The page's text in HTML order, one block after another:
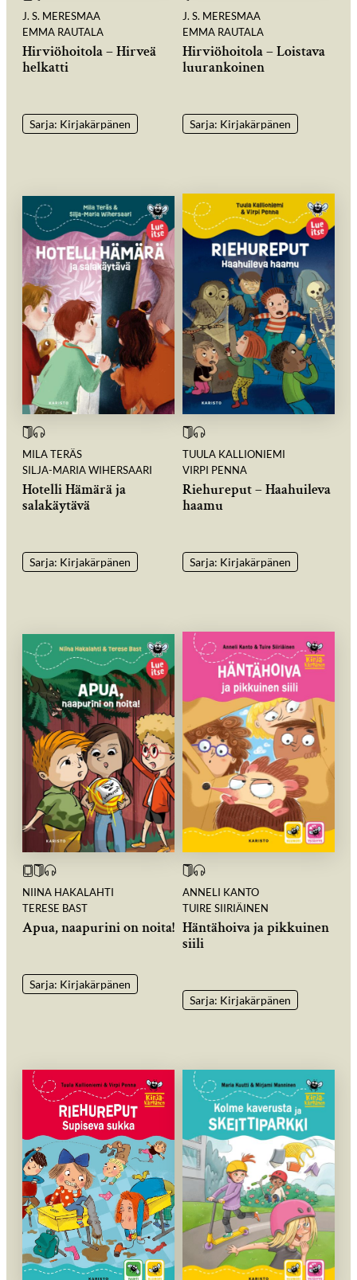
J. S. MERESMAA
EMMA RAUTALA
Hirviöhoitola – Hirveä
helkatti
Sarja: Kirjakärpänen
J. S. MERESMAA
EMMA RAUTALA
Hirviöhoitola – Loistava
luurankoinen
Sarja: Kirjakärpänen
MILA TERÄS
SILJA-MARIA WIHERSAARI
Hotelli Hämärä ja
salakäytävä
Sarja: Kirjakärpänen
TUULA KALLIONIEMI
VIRPI PENNA
Riehureput – Haahuileva
haamu
Sarja: Kirjakärpänen
NIINA HAKALAHTI
TERESE BAST
Apua, naapurini on noita!
Sarja: Kirjakärpänen
ANNELI KANTO
TUIRE SIIRIÄINEN
Häntähoiva ja pikkuinen
siili
Sarja: Kirjakärpänen